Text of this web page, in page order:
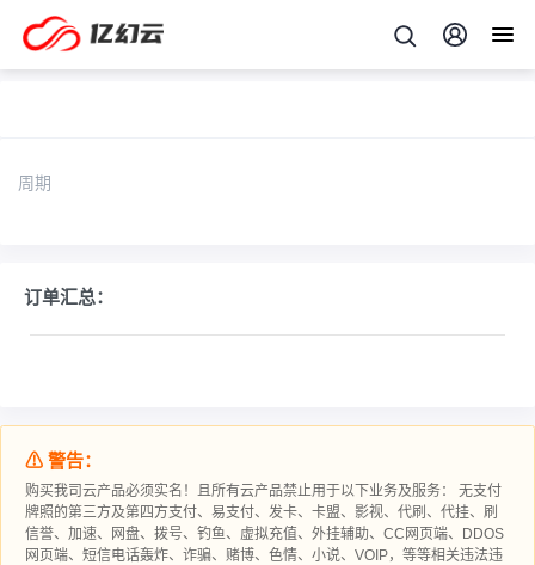
周期
订单汇总：
⚠ 警告：
购买我司云产品必须实名！且所有云产品禁止用于以下业务及服务： 无支付
牌照的第三方及第四方支付、易支付、发卡、卡盟、影视、代刷、代挂、刷
信誉、加速、网盘、拨号、钓鱼、虚拟充值、外挂辅助、CC网页端、DDOS
网页端、短信电话轰炸、诈骗、赌博、色情、小说、VOIP，等等相关违法违